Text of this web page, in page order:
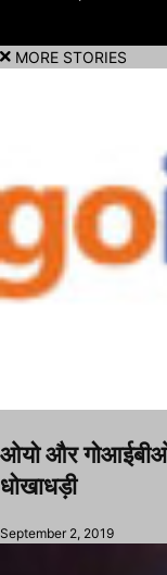
MORE STORIES
ओयो और गोआईबीओ
धोखाधड़ी
September 2, 2019